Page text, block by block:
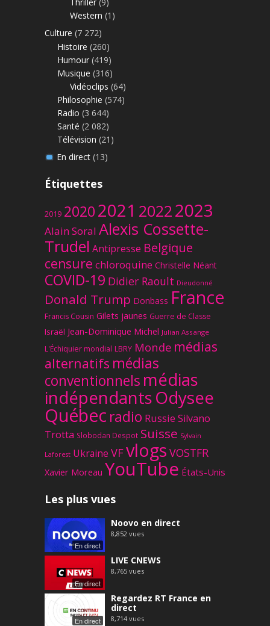
Western (1)
Culture (7 272)
Histoire (260)
Humour (419)
Musique (316)
Vidéoclips (64)
Philosophie (574)
Radio (3 644)
Santé (2 082)
Télévision (21)
En direct(13)
Étiquettes
2019 20202021 20222023
Alain Soral Alexis Cossette-
Trudel Antipresse Belgique
censure chloroquine Christelle Néant
COVID-19 Didier Raoult Dieudonné
Donald Trump Donbass France
Francis Cousin Gilets jaunes Guerre de Classe
Israël Jean-Dominique Michel Julian Assange
L'Échiquier mondial LBRY Monde médias
alternatifs médias
conventionnels médias
indépendantsOdysee
Québec radio Russie Silvano
Trotta Slobodan Despot Suisse Sylvain
Laforest Ukraine VFvlogs VOSTFR
Xavier Moreau YouTube États-Unis
Les plus vues
En direct
Noovo en direct
8,852 vues
En direct
LIVE CNEWS
8,765 vues
En direct
Regardez RT France en
direct
8,714 vues